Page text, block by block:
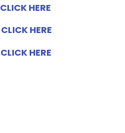
CLICK HERE
CLICK HERE
CLICK HERE